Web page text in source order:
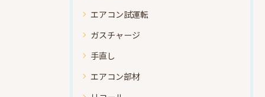
エアコン試運転
ガスチャージ
手直し
エアコン部材